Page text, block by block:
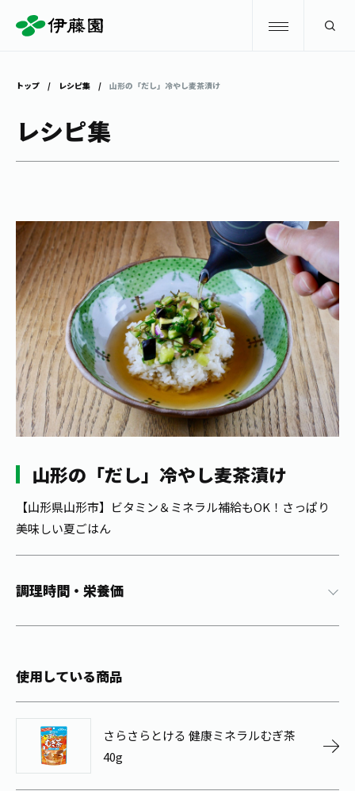
お〜いお茶
健康ミネラルむぎ茶
TULLY'S COFFEE
1日分の野菜
商品情報
ブランドから探す
カテゴリーから探す
キーワードから探す
安全・安心への取組み
製品の原料産地
お茶を知る・楽しむ
お茶を知る・楽しむ
お茶を楽しむ
お茶のいれ方
動画ギャラリー
レシピ集
お茶百科キッズ
茶産地育成事業
ウェルネスフォーラム
お茶の妖精
体験・イベント
体験・イベント
見学・体験
工場見学
お茶の複合型博物館
食育・イベント
店舗・通販
店舗・通販
伊藤園の店舗トップ
茶寮伊藤園
店舗検索
健康体
Crazy Jasmine
お客様相談室
企業情報 GLOBAL
トップ レシピ集 山形の「だし」冷やし麦茶漬け
レシピ集
山形の「だし」冷やし麦茶漬け
【山形県山形市】ビタミン＆ミネラル補給もOK！さっぱり
美味しい夏ごはん
調理時間・栄養価
使用している商品
さらさらとける 健康ミネラルむぎ茶
40g